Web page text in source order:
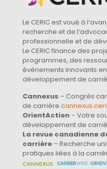
Le CERIC est voué à
recherche et de
professionnelle et de
Le CERIC finance des
programmes, des
événements innovants
développement de
Cannexus – Congrès
de carrière
OrientAction – Votre
développement de
La revue canadienne
carrière – Recherche
pratiques liées à la